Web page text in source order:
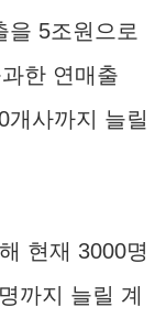
을 5조원으로
한 연매출
개사까지 늘릴
현재 3000명
까지 늘릴 계